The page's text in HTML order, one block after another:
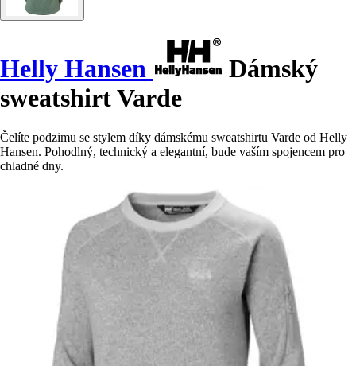
Helly Hansen
Dámský
sweatshirt Varde
Čelíte podzimu se stylem díky dámskému sweatshirtu Varde od Helly
Hansen. Pohodlný, technický a elegantní, bude vaším spojencem pro
chladné dny.